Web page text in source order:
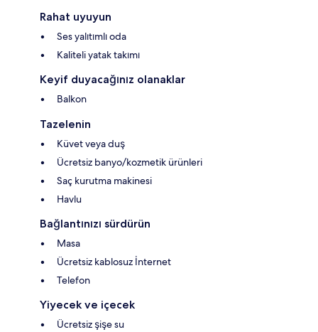
Rahat uyuyun
Ses yalıtımlı oda
Kaliteli yatak takımı
Keyif duyacağınız olanaklar
Balkon
Tazelenin
Küvet veya duş
Ücretsiz banyo/kozmetik ürünleri
Saç kurutma makinesi
Havlu
Bağlantınızı sürdürün
Masa
Ücretsiz kablosuz İnternet
Telefon
Yiyecek ve içecek
Ücretsiz şişe su